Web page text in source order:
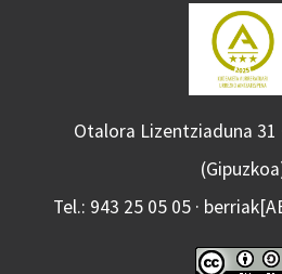
Otalora Lizentziaduna 31
Tel.: 943 25 05 05 ·